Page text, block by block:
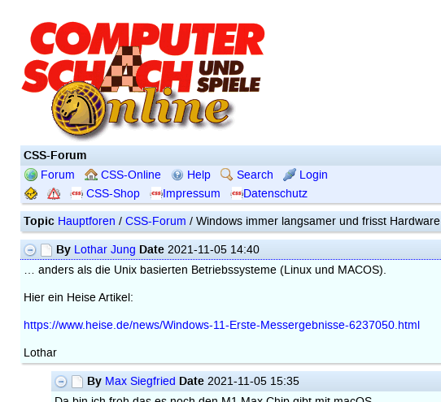
CSS-Forum
Forum CSS-Online Help Search
Login
CSS-Shop
Impressum Datenschutz
Topic Hauptforen / CSS-Forum / Windows immer langsamer und frisst Hardware
By Lothar Jung Date2021-11-05 14:40
… anders als die Unix basierten Betriebssysteme (Linux und MACOS).
Hier ein Heise Artikel:
https://www.heise.de/news/Windows-11-Erste-Messergebnisse-6237050.html
Lothar
By Max Siegfried Date 2021-11-05 15:35